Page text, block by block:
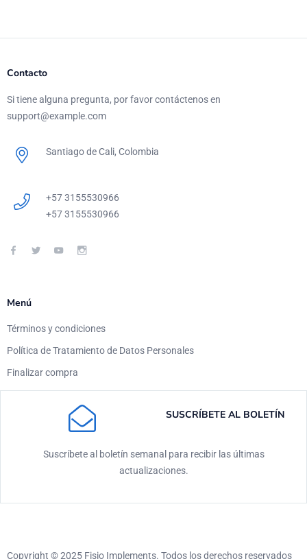
Contacto
Si tiene alguna pregunta, por favor contáctenos en
support@example.com
Santiago de Cali, Colombia
+57 3155530966
+57 3155530966
Menú
Términos y condiciones
Política de Tratamiento de Datos Personales
Finalizar compra
SUSCRÍBETE AL BOLETÍN
Suscríbete al boletín semanal para recibir las últimas
actualizaciones.
Copyright © 2025 Fisio Implements. Todos los derechos reservados